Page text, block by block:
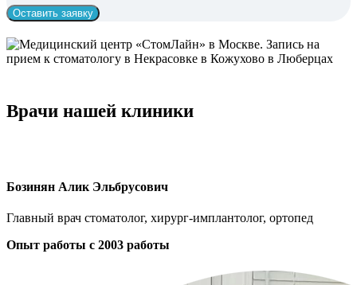
Оставить заявку
Врачи нашей клиники
Бозинян Алик Эльбрусович
Главный врач стоматолог, хирург-имплантолог, ортопед
Опыт работы с 2003 работы